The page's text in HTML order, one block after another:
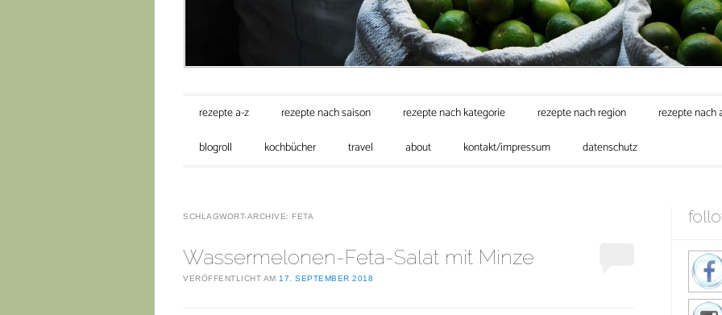
Hauptmenü
Zum Inhalt springen
rezepte a-z rezepte nach saison rezepte nach kategorie rezepte nach region rezepte nach
blogroll
kochbücher travel about kontakt/impressum datenschutz
SCHLAGWORT-ARCHIVE: FETA
Wassermelonen-Feta-Salat mit Minze
VERÖFFENTLICHT AM 17. SEPTEMBER 2018